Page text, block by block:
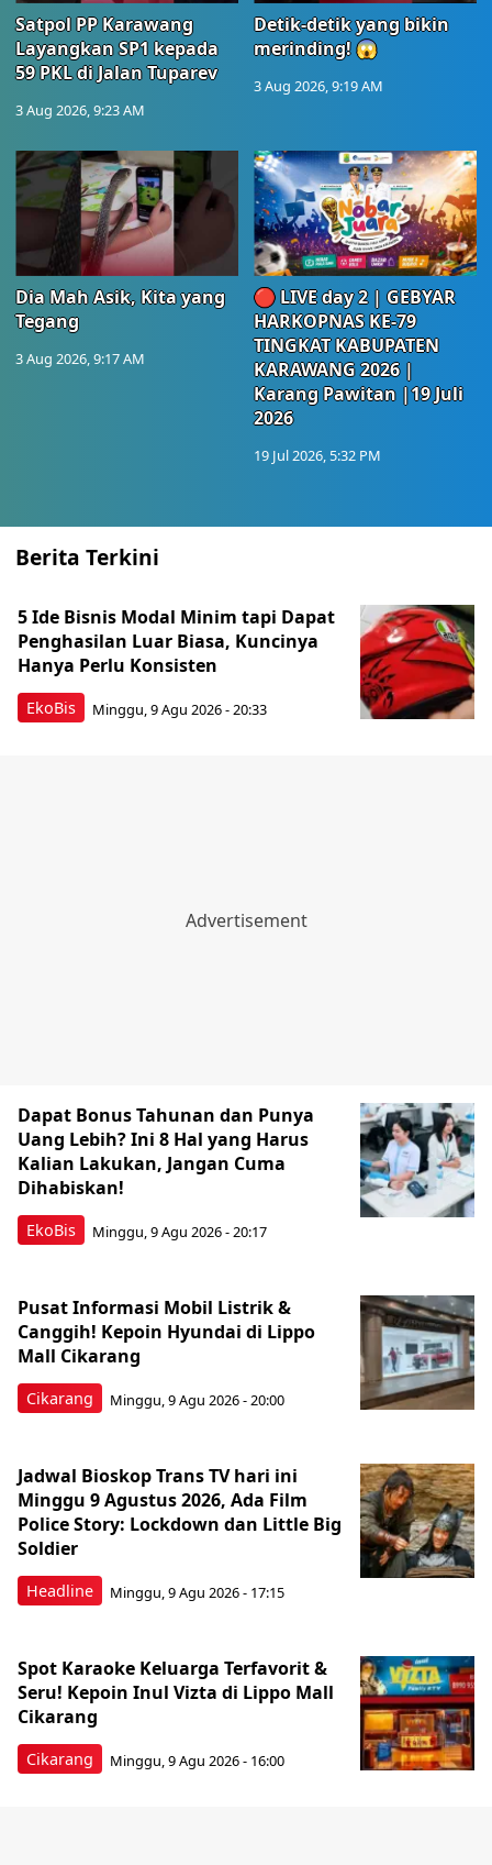
Satpol PP Karawang
Layangkan SP1 kepada
59 PKL di Jalan Tuparev
3 Aug 2026, 9:23 AM
Detik-detik yang bikin
merinding! 😱
3 Aug 2026, 9:19 AM
Dia Mah Asik, Kita yang
Tegang
3 Aug 2026, 9:17 AM
🔴 LIVE day 2 | GEBYAR
HARKOPNAS KE-79
TINGKAT KABUPATEN
KARAWANG 2026 |
Karang Pawitan |19 Juli
2026
19 Jul 2026, 5:32 PM
Berita Terkini
EkoBis
5 Ide Bisnis Modal Minim tapi Dapat
Penghasilan Luar Biasa, Kuncinya
Hanya Perlu Konsisten
Minggu, 9 Agu 2026 - 20:33
EkoBis
Dapat Bonus Tahunan dan Punya
Uang Lebih? Ini 8 Hal yang Harus
Kalian Lakukan, Jangan Cuma
Dihabiskan!
Minggu, 9 Agu 2026 - 20:17
Cikarang
Pusat Informasi Mobil Listrik &
Canggih! Kepoin Hyundai di Lippo
Mall Cikarang
Minggu, 9 Agu 2026 - 20:00
Headline
Jadwal Bioskop Trans TV hari ini
Minggu 9 Agustus 2026, Ada Film
Police Story: Lockdown dan Little Big
Soldier
Minggu, 9 Agu 2026 - 17:15
Cikarang
Spot Karaoke Keluarga Terfavorit &
Seru! Kepoin Inul Vizta di Lippo Mall
Cikarang
Minggu, 9 Agu 2026 - 16:00